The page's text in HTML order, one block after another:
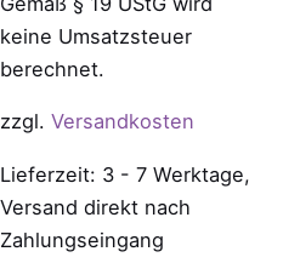
keine Umsatzsteuer
berechnet.
zzgl. Versandkosten
Lieferzeit: 3 - 7 Werktage,
Versand direkt nach
Zahlungseingang